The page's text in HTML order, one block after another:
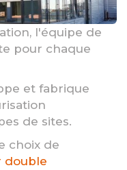
l'équipe de
pour chaque
et fabrique
de sites.
choix de
double